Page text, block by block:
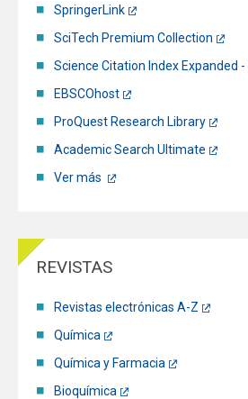
SpringerLink
SciTech Premium Collection
Science Citation Index Expanded
EBSCOhost
ProQuest Research Library
Academic Search Ultimate
Ver más
REVISTAS
Revistas electrónicas A-Z
Química
Química y Farmacia
Bioquímica